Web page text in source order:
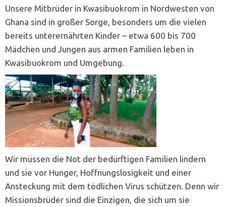
Unsere Mitbrüder in Kwasibuokrom in Nordwesten von
Ghana sind in großer Sorge, besonders um die vielen
bereits unterernährten Kinder – etwa 600 bis 700
Mädchen und Jungen aus armen Familien leben in
Kwasibuokrom und Umgebung.
Wir müssen die Not der bedürftigen Familien lindern
und sie vor Hunger, Hoffnungslosigkeit und einer
Ansteckung mit dem tödlichen Virus schützen. Denn wir
Missionsbrüder sind die Einzigen, die sich um sie